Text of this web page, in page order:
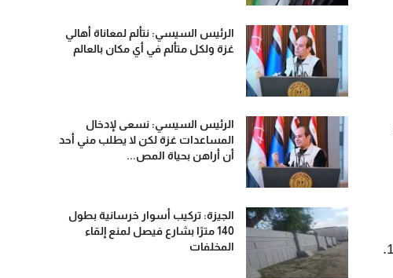
الرئيس السيسي: نتألم لمعاناة أهالي
غزة ولكل متألم في أي مكان بالعالم
الرئيس السيسي: نسعى لإدخال
المساعدات غزة لكن لا يطلب مني أحد
أن أراهن بحياة المص...
الجيزة: تركيب أسوار خرسانية بطول
140 مترًا بشارع فيصل لمنع إلقاء
المخلفات